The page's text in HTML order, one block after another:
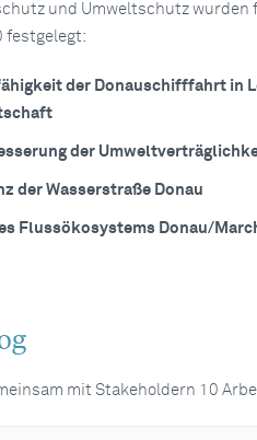
und Umweltschutz wurden
festgelegt:
der Donauschifffahrt in
der
der Wasserstraße Donau
Flussökosystems Donau/
mit Stakeholdern 10